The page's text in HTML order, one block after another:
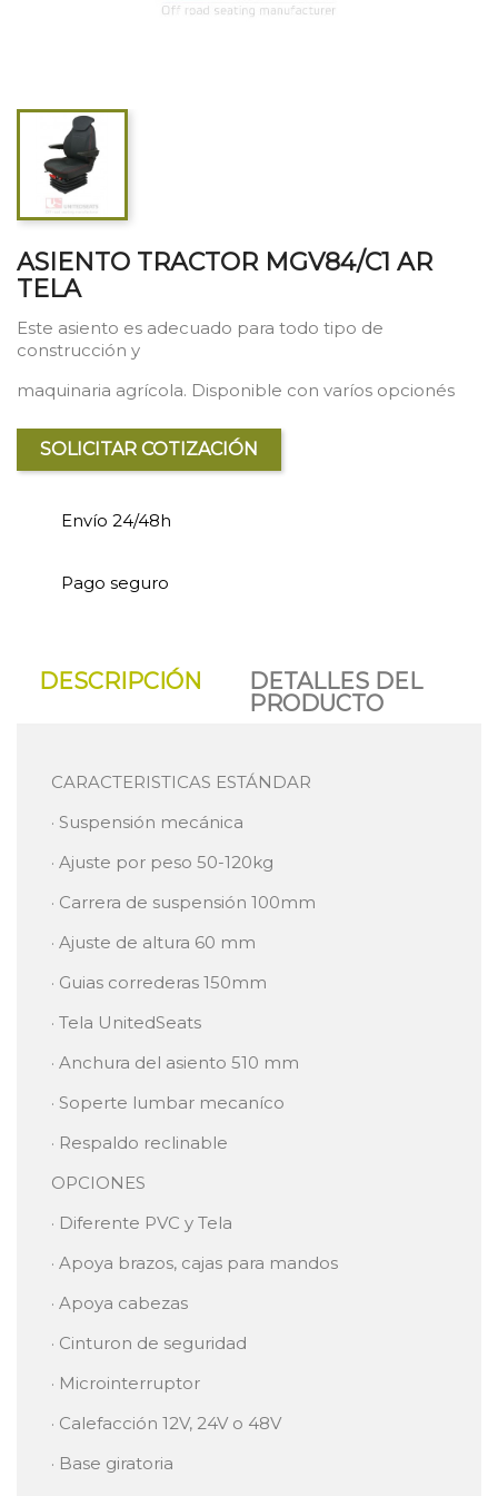
ASIENTO TRACTOR MGV84/C1 AR
TELA
Este asiento es adecuado para todo tipo de
construcción y
maquinaria agrícola. Disponible con varíos opcionés
SOLICITAR COTIZACIÓN
Envío 24/48h
Pago seguro
DESCRIPCIÓN
DETALLES DEL
PRODUCTO
CARACTERISTICAS ESTÁNDAR
· Suspensión mecánica
· Ajuste por peso 50-120kg
· Carrera de suspensión 100mm
· Ajuste de altura 60 mm
· Guias correderas 150mm
· Tela UnitedSeats
· Anchura del asiento 510 mm
· Soperte lumbar mecaníco
· Respaldo reclinable
OPCIONES
· Diferente PVC y Tela
· Apoya brazos, cajas para mandos
· Apoya cabezas
· Cinturon de seguridad
· Microinterruptor
· Calefacción 12V, 24V o 48V
· Base giratoria